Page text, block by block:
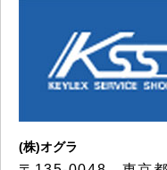
(株)オグラ